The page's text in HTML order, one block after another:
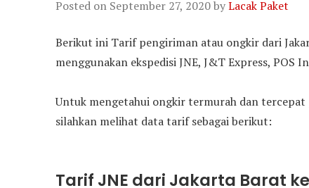
Posted on September 27, 2020byLacak Paket
Berikut ini Tarif pengiriman atau ongkir dari
menggunakan ekspedisi JNE, J&T Express, POS
Untuk mengetahui ongkir termurah dan tercepat
silahkan melihat data tarif sebagai berikut:
Tarif JNE dari Jakarta Barat